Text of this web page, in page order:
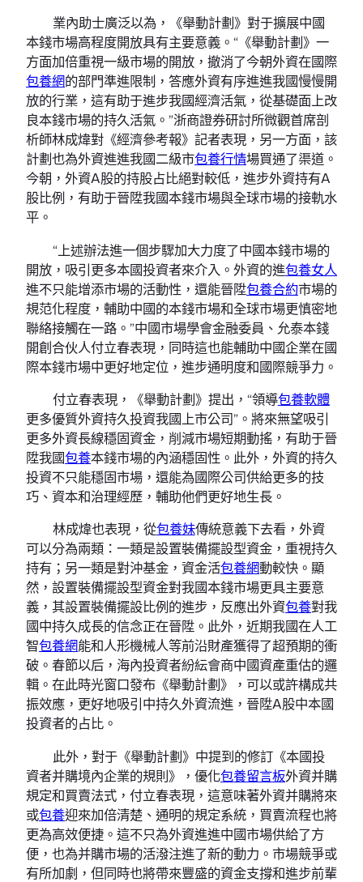
業內助士廣泛以為，《舉動計劃》對于擴展中國
本錢市場高程度開放具有主要意義。“《舉動計劃》一
方面加倍重視一級市場的開放，撤消了今朝外資在國際
包養網的部門準進限制，答應外資有序進進我國慢慢開
放的行業，這有助于進步我國經濟活氣，從基礎面上改
良本錢市場的持久活氣。”浙商證券研討所微觀首席剖
析師林成煒對《經濟參考報》記者表現，另一方面，該
計劃也為外資進進我國二級市包養行情場買通了渠道。
今朝，外資A股的持股占比絕對較低，進步外資持有A
股比例，有助于晉陞我國本錢市場與全球市場的接軌水
平。
“上述辦法進一個步驟加大力度了中國本錢市場的
開放，吸引更多本國投資者來介入。外資的進包養女人
進不只能增添市場的活動性，還能晉陞包養合約市場的
規范化程度，輔助中國的本錢市場和全球市場更慎密地
聯絡接觸在一路。”中國市場學會金融委員、允泰本錢
開創合伙人付立春表現，同時這也能輔助中國企業在國
際本錢市場中更好地定位，進步通明度和國際競爭力。
付立春表現，《舉動計劃》提出，“領導包養軟體
更多優質外資持久投資我國上市公司”。將來無望吸引
更多外資長線穩固資金，削減市場短期動搖，有助于晉
陞我國包養本錢市場的內涵穩固性。此外，外資的持久
投資不只能穩固市場，還能為國際公司供給更多的技
巧、資本和治理經歷，輔助他們更好地生長。
林成煒也表現，從包養妹傳統意義下去看，外資
可以分為兩類：一類是設置裝備擺設型資金，重視持久
持有；另一類是對沖基金，資金活包養網動較快。顯
然，設置裝備擺設型資金對我國本錢市場更具主要意
義，其設置裝備擺設比例的進步，反應出外資包養對我
國中持久成長的信念正在晉陞。此外，近期我國在人工
智包養網能和人形機械人等前沿財產獲得了超預期的衝
破。春節以后，海內投資者紛紜會商中國資產重估的邏
輯。在此時光窗口發布《舉動計劃》，可以或許構成共
振效應，更好地吸引中持久外資流進，晉陞A股中本國
投資者的占比。
此外，對于《舉動計劃》中提到的修訂《本國投
資者并購境內企業的規則》，優化包養留言板外資并購
規定和買賣法式，付立春表現，這意味著外資并購將來
或包養迎來加倍清楚、通明的規定系統，買賣流程也將
更為高效便捷。這不只為外資進進中國市場供給了方
便，也為并購市場的活潑注進了新的動力。市場競爭或
有所加劇，但同時也將帶來豐盛的資金支撐和進步前輩